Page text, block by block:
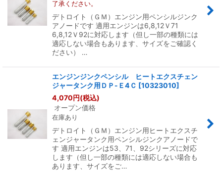
了承ください。
デトロイト（ＧＭ）エンジン用ペンシルジンク
アノードです 適用エンジンは6,8,12Ｖ71
6,8,12Ｖ92に対応します（但し一部の種類には
適応しない場合もあります、サイズをご確認く
ださい） …
エンジンジンクペンシル ヒートエクスチェン
ジャータンク用ＤＰ-Ｅ4Ｃ [10323010]
4,070円(税込)
オープン価格
在庫あり
デトロイト（ＧＭ）エンジン用ヒートエクスチ
ェンジャータンク用ペンシルジンクアノードで
す 適用エンジンは53、71、92シリーズに対応
します（但し一部の種類には適応しない場合も
あります、サイズをご…